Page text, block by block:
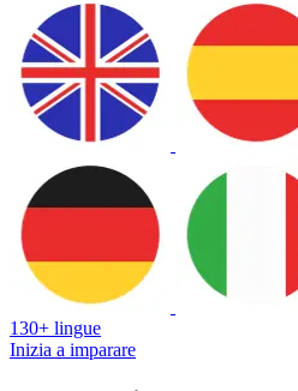
130+ lingue
Inizia a imparare